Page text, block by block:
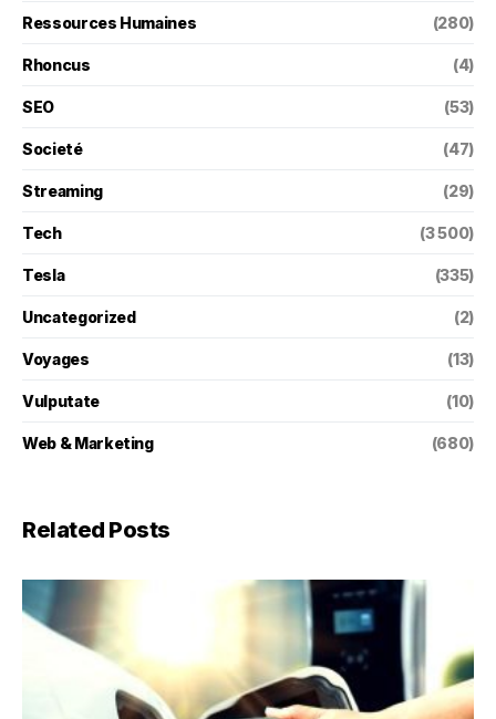
Ressources Humaines (280)
Rhoncus (4)
SEO (53)
Societé (47)
Streaming (29)
Tech (3 500)
Tesla (335)
Uncategorized (2)
Voyages (13)
Vulputate (10)
Web & Marketing (680)
Related Posts